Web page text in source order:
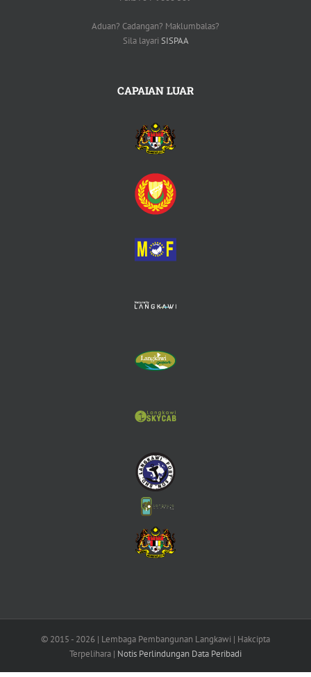
Aduan? Cadangan? Maklumbalas?
Sila layari SISPAA
CAPAIAN LUAR
© 2015 - 2026 | Lembaga Pembangunan Langkawi | Hakcipta
Terpelihara | Notis Perlindungan Data Peribadi